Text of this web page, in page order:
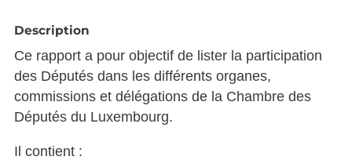
Description
Ce rapport a pour objectif de lister la participation
des Députés dans les différents organes,
commissions et délégations de la Chambre des
Députés du Luxembourg.
Il contient :